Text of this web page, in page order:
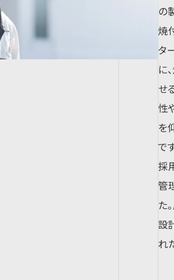
の
焼
タ
に
せ
性
を
で
採
管
た
設
れ